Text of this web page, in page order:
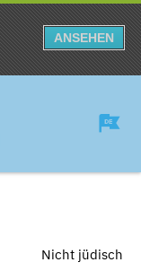
ANSEHEN
Nicht jüdisch